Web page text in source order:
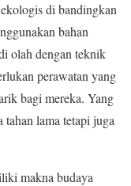
di bandingkan
bahan
olah dengan teknik
perawatan yang
bagi mereka. Yang
lama tetapi juga
makna budaya